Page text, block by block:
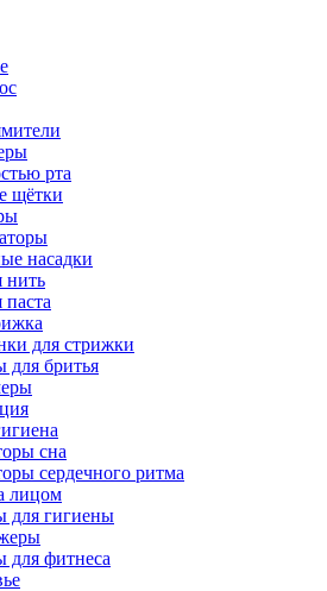
рта
щётки
насадки
нить
паста
для стрижки
для бритья
сна
сердечного ритма
лицом
для гигиены
для фитнеса